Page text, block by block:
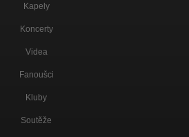
Kapely
Koncerty
Videa
Fanoušci
Kluby
Soutěže